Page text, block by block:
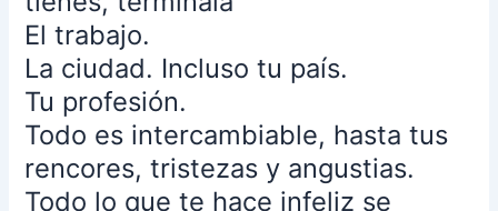
El trabajo.
La ciudad. Incluso tu país.
Tu profesión.
Todo es intercambiable, hasta tus
rencores, tristezas y angustias.
Todo lo que te hace infeliz se
pagar
mi
pasaje.
Esto
es
lo
normal,
lo